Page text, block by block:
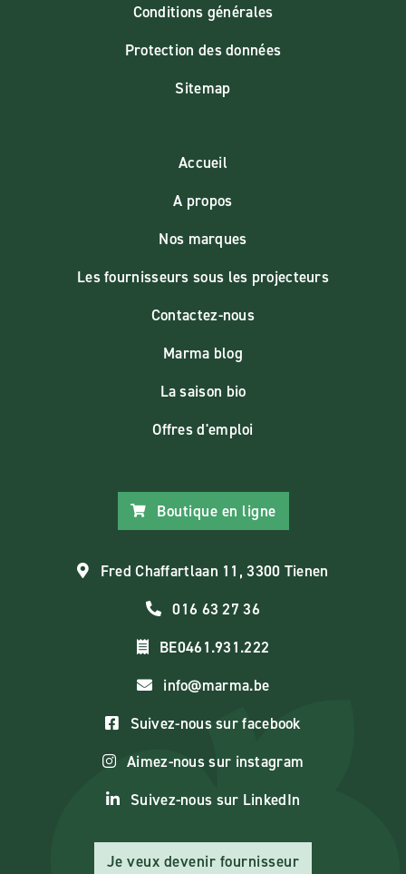
Conditions générales
Protection des données
Sitemap
Accueil
A propos
Nos marques
Les fournisseurs sous les projecteurs
Contactez-nous
Marma blog
La saison bio
Offres d'emploi
Boutique en ligne
Fred Chaffartlaan 11, 3300 Tienen
016 63 27 36
BE0461.931.222
info@marma.be
Suivez-nous sur facebook
Aimez-nous sur instagram
Suivez-nous sur LinkedIn
Je veux devenir fournisseur